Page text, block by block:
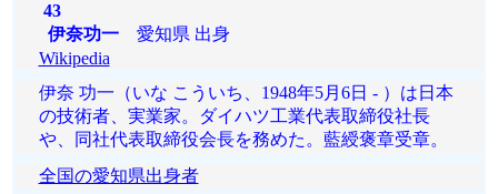
43
伊奈功一愛知県 出身
Wikipedia
伊奈 功一（いな こういち、1948年5月6日 - ）は日本
の技術者、実業家。ダイハツ工業代表取締役社長
や、同社代表取締役会長を務めた。藍綬褒章受章。
全国の愛知県出身者